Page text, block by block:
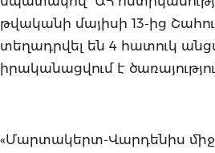
թվականի մայիսի 13-ից
տեղադրվել են 4 հատուկ
իրականացվում է
«Մարտակերտ-Վարդենիս